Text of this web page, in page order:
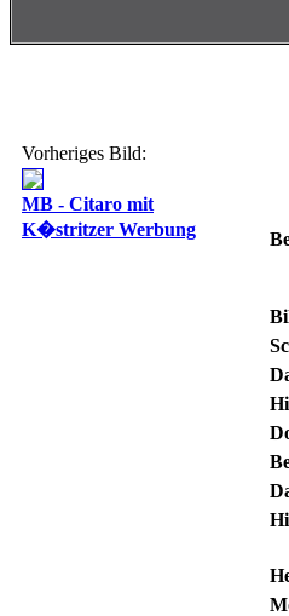
Vorheriges Bild:
MB - Citaro mit
K�stritzer Werbung